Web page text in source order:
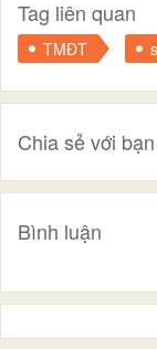
Tag liên quan
TMĐT
Chia sẻ với
Bình luận